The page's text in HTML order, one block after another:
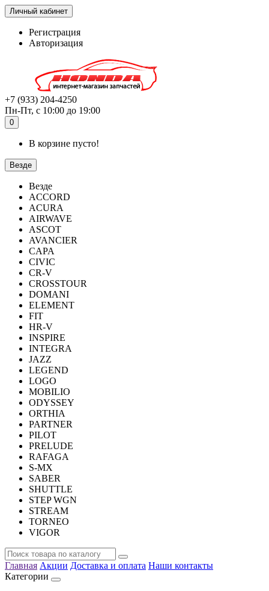
Личный кабинет
Регистрация
Авторизация
+7 (933) 204-4250
Пн-Пт, с 10:00 до 19:00
0
В корзине пусто!
Везде
Везде
ACCORD
ACURA
AIRWAVE
ASCOT
AVANCIER
CAPA
CIVIC
CR-V
CROSSTOUR
DOMANI
ELEMENT
FIT
HR-V
INSPIRE
INTEGRA
JAZZ
LEGEND
LOGO
MOBILIO
ODYSSEY
ORTHIA
PARTNER
PILOT
PRELUDE
RAFAGA
S-MX
SABER
SHUTTLE
STEP WGN
STREAM
TORNEO
VIGOR
Главная Акции Доставка и оплата Наши контакты
Категории